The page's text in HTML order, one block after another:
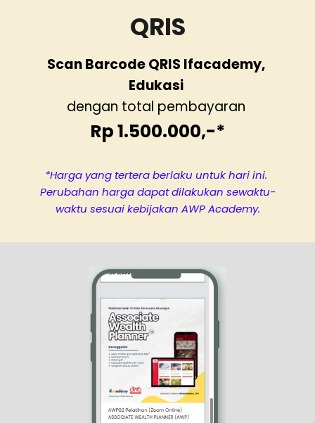
QRIS
Scan Barcode QRIS Ifacademy,
Edukasi
dengan total pembayaran
Rp 1.500.000,-*
*Harga yang tertera berlaku untuk hari ini.
Perubahan harga dapat dilakukan sewaktu-
waktu sesuai kebijakan AWP Academy.